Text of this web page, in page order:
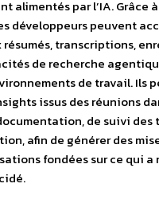
alimentés par l’IA. Grâce
développeurs peuvent
résumés, transcriptions,
de recherche
de travail. Ils
issus des réunions
de suivi des
afin de générer des
fondées sur ce qui a